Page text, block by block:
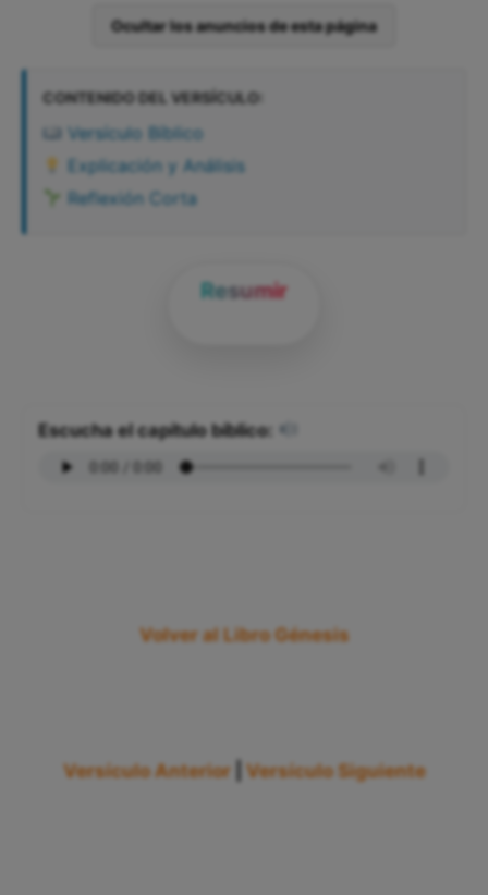
Ocultar los anuncios de esta página
CONTENIDO DEL VERSÍCULO:
Versículo Bíblico
Explicación y Análisis
Reflexión Corta
Resumir
Escucha el capítulo bíblico:
Volver al Libro Génesis
Versículo Anterior Versículo Siguiente